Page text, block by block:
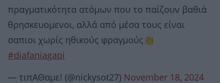
πραγματικότητα ατόμων που το παίζουν βαθιά
θρησκευομενοι, αλλά από μέσα τους είναι
σαπιοι χωρίς ηθικούς φραγμούς👏
#diafaniagapi
— τιπΑΘαμε! (@nickysot27) November 18, 2024